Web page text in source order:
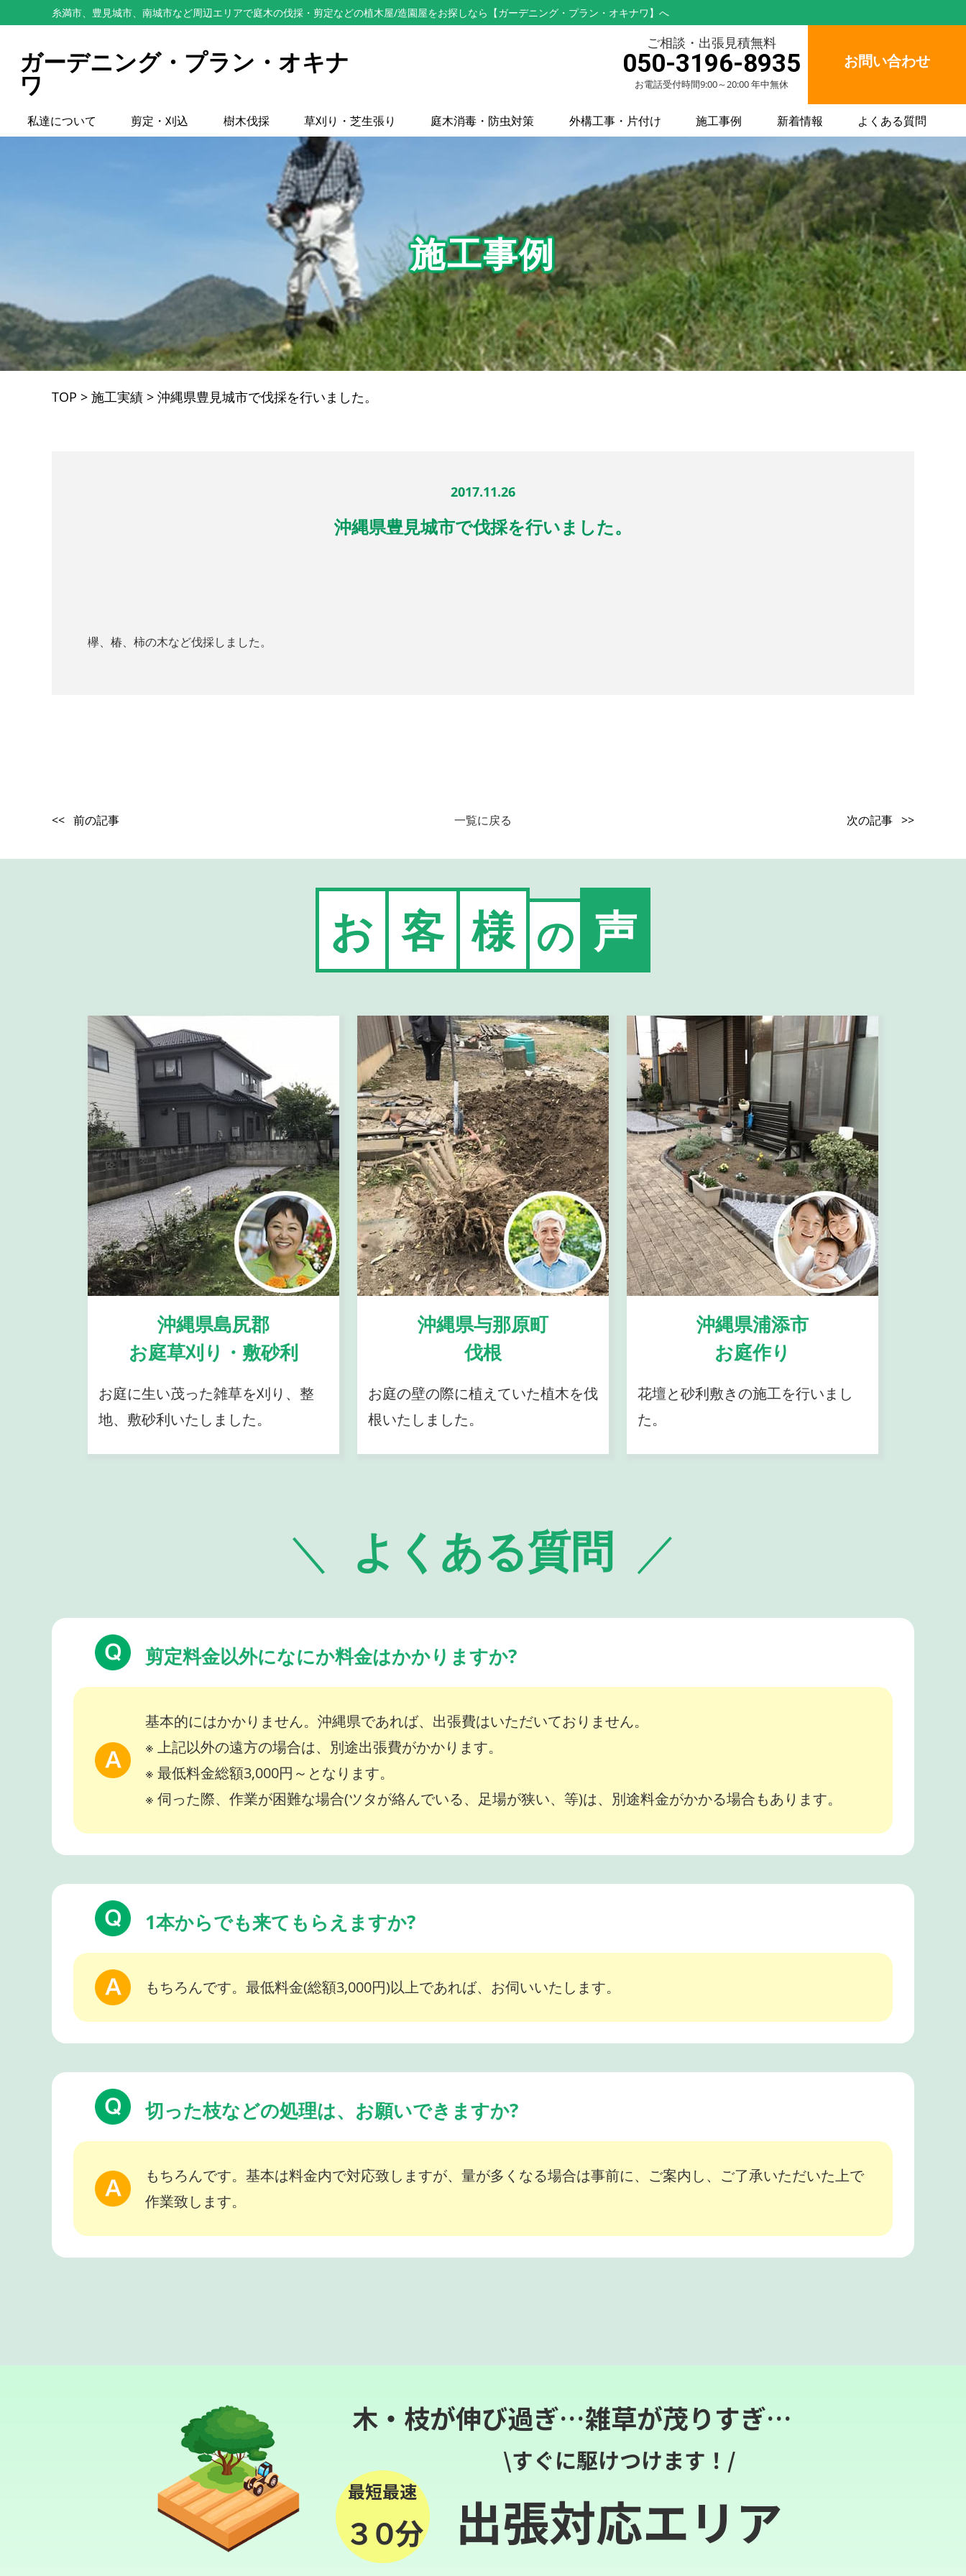
糸満市、豊見城市、南城市など周辺エリアで庭木の伐採・剪定などの植木屋/造園屋をお探しなら【ガーデニング・プラン・オキナワ】へ
ガーデニング・プラン・オキナ
ワ
ご相談・出張見積無料
050-3196-8935
お電話受付時間9:00～20:00 年中無休
お問い合わせ
私達について 剪定・刈込 樹木伐採 草刈り・芝生張り 庭木消毒・防虫対策 外構工事・片付け 施工事例 新着情報 よくある質問
施工事例
TOP > 施工実績 > 沖縄県豊見城市で伐採を行いました。
2017.11.26
沖縄県豊見城市で伐採を行いました。
欅、椿、柿の木など伐採しました。
<< 前の記事 一覧に戻る 次の記事 >>
お 客 様 の 声
沖縄県島尻郡
お庭草刈り・敷砂利
お庭に生い茂った雑草を刈り、整
地、敷砂利いたしました。
沖縄県与那原町
伐根
お庭の壁の際に植えていた植木を伐
根いたしました。
沖縄県浦添市
お庭作り
花壇と砂利敷きの施工を行いまし
た。
よくある質問
剪定料金以外になにか料金はかかりますか?
基本的にはかかりません。沖縄県であれば、出張費はいただいておりません。
※ 上記以外の遠方の場合は、別途出張費がかかります。
※ 最低料金総額3,000円～となります。
※ 伺った際、作業が困難な場合(ツタが絡んでいる、足場が狭い、等)は、別途料金がかかる場合もあります。
1本からでも来てもらえますか?
もちろんです。最低料金(総額3,000円)以上であれば、お伺いいたします。
切った枝などの処理は、お願いできますか?
もちろんです。基本は料金内で対応致しますが、量が多くなる場合は事前に、ご案内し、ご了承いただいた上で
作業致します。
木・枝が伸び過ぎ…雑草が茂りすぎ…
最短最速
３０分
\すぐに駆けつけます！/
出張対応エリア